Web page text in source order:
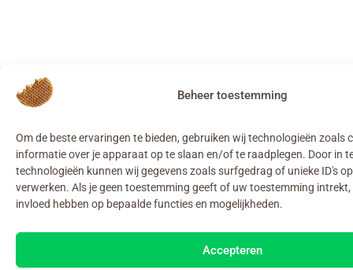
Beheer toestemming
Om de beste ervaringen te bieden, gebruiken wij technologieën zoals
informatie over je apparaat op te slaan en/of te raadplegen. Door in
technologieën kunnen wij gegevens zoals surfgedrag of unieke ID's
verwerken. Als je geen toestemming geeft of uw toestemming intrekt,
invloed hebben op bepaalde functies en mogelijkheden.
Accepteren